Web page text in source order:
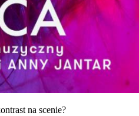
na scenie?